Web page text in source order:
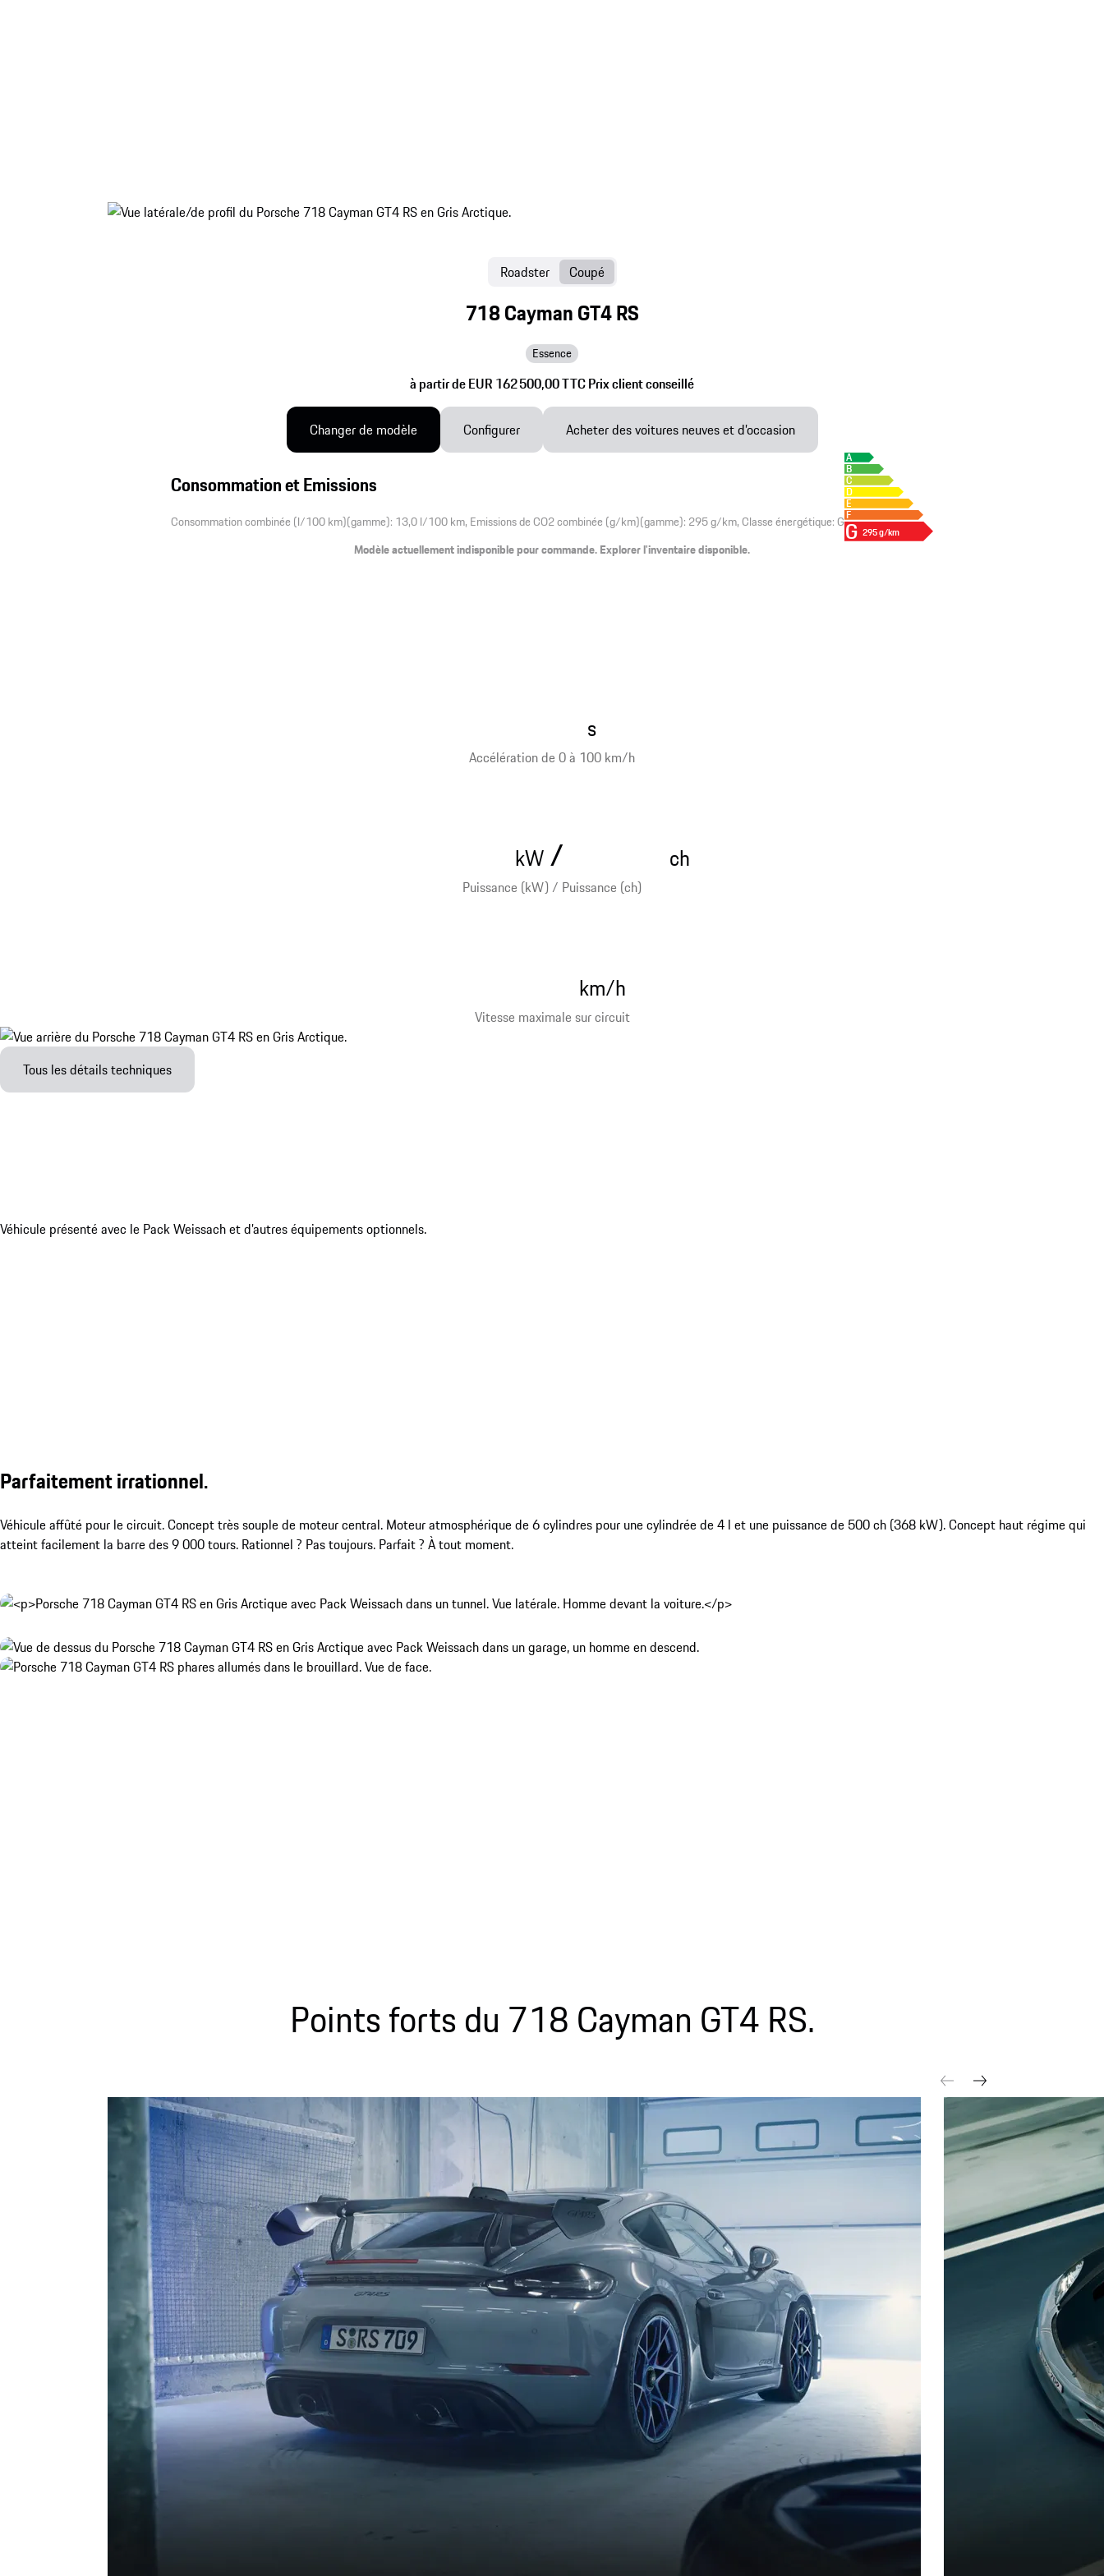
718 Cayman GT4 RS
Essence
à partir de EUR 162 500,00 TTC Prix client conseillé
Roadster Coupé
Changer de modèle Configurer Acheter des voitures neuves et d’occasion
295 g/km
Consommation et Emissions
Consommation combinée (l/100 km)(gamme): 13,0 l/100 km, Emissions de CO2 combinée (g/km)(gamme): 295 g/km, Classe énergétique: G
Modèle actuellement indisponible pour commande. Explorer l'inventaire disponible.
Accélération de 0 à 100 km/h
s
Puissance (kW) / Puissance (ch)
kW / ch
Vitesse maximale sur circuit
km/h
Tous les détails techniques
Véhicule présenté avec le Pack Weissach et d’autres équipements optionnels.
Parfaitement irrationnel.
Véhicule affûté pour le circuit. Concept très souple de moteur central. Moteur atmosphérique de 6 cylindres pour une cylindrée de 4 l et une puissance de 500 ch (368 kW). Concept haut régime qui
atteint facilement la barre des 9 000 tours. Rationnel ? Pas toujours. Parfait ? À tout moment.
Points forts du 718 Cayman GT4 RS.